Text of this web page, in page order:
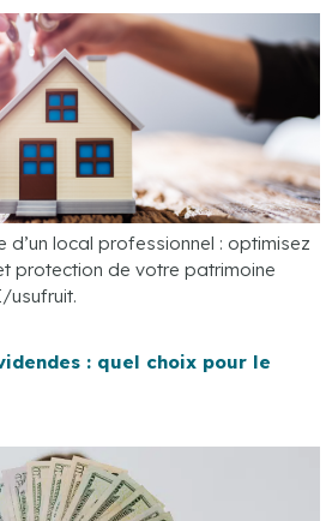
d’un local professionnel : optimisez
protection de votre patrimoine
usufruit.
: quel choix pour le